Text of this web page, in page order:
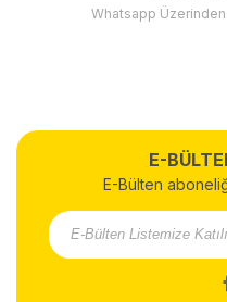
Whatsapp
E-
E-Bülten